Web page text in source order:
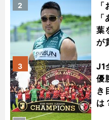
葉
が
2
J1
優
き
は
3